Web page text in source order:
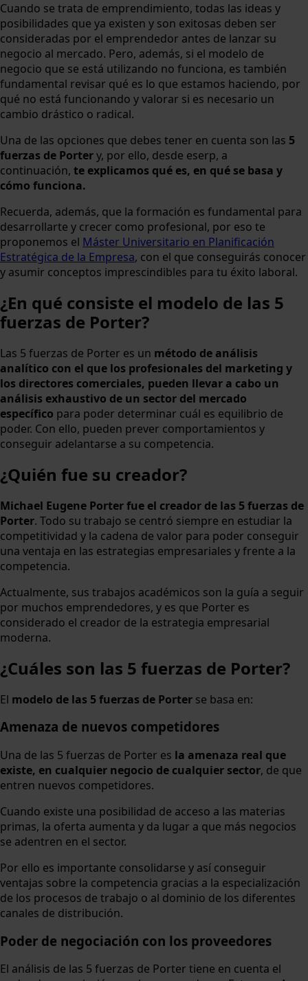
Cuando se trata de emprendimiento, todas las ideas y
posibilidades que ya existen y son exitosas deben ser
consideradas por el emprendedor antes de lanzar su
negocio al mercado. Pero, además, si el modelo de
negocio que se está utilizando no funciona, es también
fundamental revisar qué es lo que estamos haciendo, por
qué no está funcionando y valorar si es necesario un
cambio drástico o radical.
Una de las opciones que debes tener en cuenta son las 5
fuerzas de Portery, por ello, desde eserp, a
continuación, te explicamos qué es, en qué se basa y
cómo funciona.
Recuerda, además, que la formación es fundamental para
desarrollarte y crecer como profesional, por eso te
proponemos el Máster Universitario en Planificación
Estratégica de la Empresa, con el que conseguirás conocer
y asumir conceptos imprescindibles para tu éxito laboral.
¿En qué consiste el modelo de las 5
fuerzas de Porter?
Las 5 fuerzas de Porter es un método de análisis
analítico con el que los profesionales del marketing y
los directores comerciales, pueden llevar a cabo un
análisis exhaustivo de un sector del mercado
específico para poder determinar cuál es equilibrio de
poder. Con ello, pueden prever comportamientos y
conseguir adelantarse a su competencia.
¿Quién fue su creador?
Michael Eugene Porter fue el creador de las 5 fuerzas de
Porter. Todo su trabajo se centró siempre en estudiar la
competitividad y la cadena de valor para poder conseguir
una ventaja en las estrategias empresariales y frente a la
competencia.
Actualmente, sus trabajos académicos son la guía a seguir
por muchos emprendedores, y es que Porter es
considerado el creador de la estrategia empresarial
moderna.
¿Cuáles son las 5 fuerzas de Porter?
El modelo de las 5 fuerzas de Porter se basa en:
Amenaza de nuevos competidores
Una de las 5 fuerzas de Porter es la amenaza real que
existe, en cualquier negocio de cualquier sector, de que
entren nuevos competidores.
Cuando existe una posibilidad de acceso a las materias
primas, la oferta aumenta y da lugar a que más negocios
se adentren en el sector.
Por ello es importante consolidarse y así conseguir
ventajas sobre la competencia gracias a la especialización
de los procesos de trabajo o al dominio de los diferentes
canales de distribución.
Poder de negociación con los proveedores
El análisis de las 5 fuerzas de Porter tiene en cuenta el